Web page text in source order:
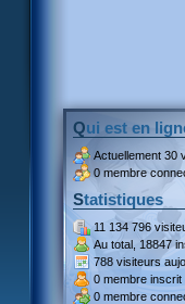
Qui est en
Actuellement 30
0 membre
Statistiques
11 134 796
Au total, 18847
788 visiteurs
0 membre inscrit
0 membre